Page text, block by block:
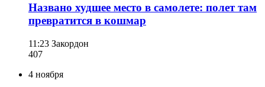
Названо худшее место в самолете: полет там
превратится в кошмар
11:23 Закордон
407
4 ноября